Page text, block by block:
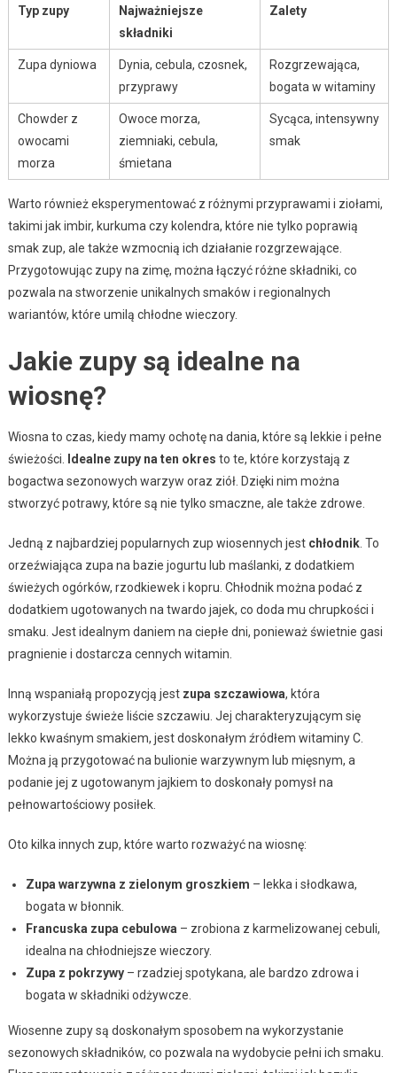
Typ zupy
Najważniejsze
składniki
Zalety
Zupa dyniowa
Dynia, cebula, czosnek,
przyprawy
Rozgrzewająca,
bogata w witaminy
Chowder z
owocami
morza
Owoce morza,
ziemniaki, cebula,
śmietana
Sycąca, intensywny
smak
Warto również eksperymentować z różnymi przyprawami i ziołami,
takimi jak imbir, kurkuma czy kolendra, które nie tylko poprawią
smak zup, ale także wzmocnią ich działanie rozgrzewające.
Przygotowując zupy na zimę, można łączyć różne składniki, co
pozwala na stworzenie unikalnych smaków i regionalnych
wariantów, które umilą chłodne wieczory.
Jakie zupy są idealne na
wiosnę?
Wiosna to czas, kiedy mamy ochotę na dania, które są lekkie i pełne
świeżości.
Idealne zupy na ten okres to te, które korzystają z
bogactwa sezonowych warzyw oraz ziół. Dzięki nim można
stworzyć potrawy, które są nie tylko smaczne, ale także zdrowe.
Jedną z najbardziej popularnych zup wiosennych jest chłodnik. To
orzeźwiająca zupa na bazie jogurtu lub maślanki, z dodatkiem
świeżych ogórków, rzodkiewek i kopru. Chłodnik można podać z
dodatkiem ugotowanych na twardo jajek, co doda mu chrupkości i
smaku. Jest idealnym daniem na ciepłe dni, ponieważ świetnie gasi
pragnienie i dostarcza cennych witamin.
Inną wspaniałą propozycją jest zupa szczawiowa, która
wykorzystuje świeże liście szczawiu. Jej charakteryzującym się
lekko kwaśnym smakiem, jest doskonałym źródłem witaminy C.
Można ją przygotować na bulionie warzywnym lub mięsnym, a
podanie jej z ugotowanym jajkiem to doskonały pomysł na
pełnowartościowy posiłek.
Oto kilka innych zup, które warto rozważyć na wiosnę:
Zupa warzywna z zielonym groszkiem – lekka i słodkawa,
bogata w błonnik.
Francuska zupa cebulowa – zrobiona z karmelizowanej cebuli,
idealna na chłodniejsze wieczory.
Zupa z pokrzywy– rzadziej spotykana, ale bardzo zdrowa i
bogata w składniki odżywcze.
Wiosenne zupy są doskonałym sposobem na wykorzystanie
sezonowych składników, co pozwala na wydobycie pełni ich smaku.